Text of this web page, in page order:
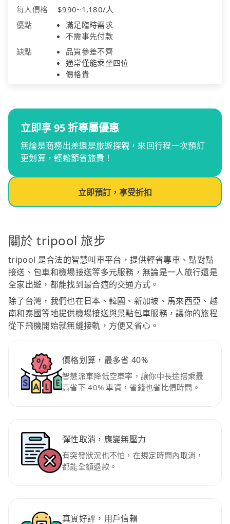
每人價格
$990~1,180/人
優點
滿足臨時需求
不需事先付款
缺點
品質參差不齊
通常僅能乘坐四位
價格貴
立即享 95 折專屬優惠
無論是商務出差還是旅遊探親，來回行程一次預訂
更划算，輕鬆節省旅費！
立即預訂，享受折扣
關於 tripool 旅步
tripool 是合法的智慧叫車平台，提供輕省專車、點對點
接送、包車和機場接送等多元服務，無論是一人旅行還是
全家出遊，都能找到最合適的交通方式。
除了台灣，我們也在日本、韓國、新加坡、馬來西亞、越
南和泰國等地提供機場接送與景點包車服務，讓你的旅程
從下飛機開始就無縫接軌，方便又省心。
價格划算，最多省 40%
智慧派車降低空車率，讓你中長途搭乘最
高省下 40% 車資，省錢也省比價時間。
彈性取消，應變無壓力
有突發狀況也不怕，在規定時間內取消，
都能全額退款。
真實好評，用戶信賴